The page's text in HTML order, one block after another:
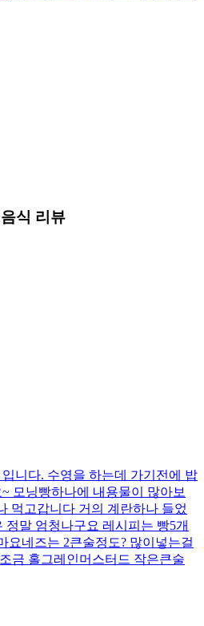
음식 리뷰
니다. 수영을 하는데 가기전에 밥
모닝빵하나에 내용물이 많아보
먹고갑니다 거의 계란하나 들었
말 엄청나구요 레시피는 빵5개
요네즈는 2큰술정도? 많이넣는걸
금 홀그레인머스터드 작은큰술